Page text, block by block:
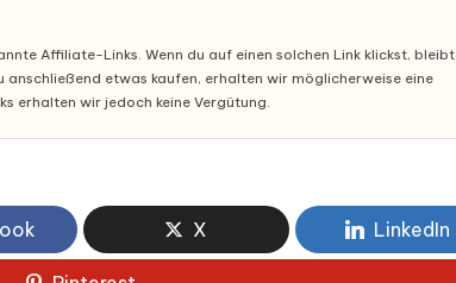
Affiliate-Links. Wenn du auf einen solchen Link klickst, bleibt
etwas kaufen, erhalten wir möglicherweise eine
erhalten wir jedoch keine Vergütung.
X LinkedIn